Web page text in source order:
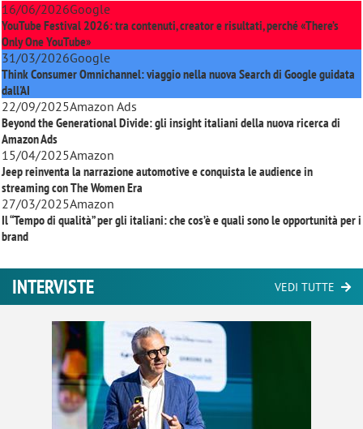
16/06/2026Google
YouTube Festival 2026: tra contenuti, creator e risultati, perché «There’s
Only One YouTube»
31/03/2026Google
Think Consumer Omnichannel: viaggio nella nuova Search di Google guidata
dall'AI
22/09/2025Amazon Ads
Beyond the Generational Divide: gli insight italiani della nuova ricerca di
Amazon Ads
15/04/2025Amazon
Jeep reinventa la narrazione automotive e conquista le audience in
streaming conThe Women Era
27/03/2025Amazon
Il “Tempo di qualità” per gli italiani: che cos’è e quali sono le opportunità per i
brand
INTERVISTE VEDI TUTTE